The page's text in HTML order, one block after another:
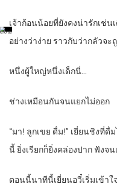
เจ้าก้อนน้อยที่ยังคงน่ารักเช่
อย่างว่าง่าย ราวกับว่ากลัวจ
หนึ่งผู้ใหญ่หนึ่งเด็กนี่…
ช่างเหมือนกันจนแยกไม่ออก
“มา! ลูกเขย ดื่ม!” เยี่ยนชิงที่ดื่
นี้ ยิ่งเรียกก็ยิ่งคล่องปาก ฟังจ
ตอนนี้นาทีนี้เยี่ยนอวี๋เริ่มเข้า